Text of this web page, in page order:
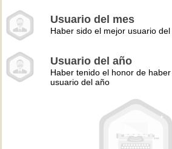
Usuario del mes
Haber sido el mejor usuario
Usuario del año
Haber tenido el honor de
usuario del año